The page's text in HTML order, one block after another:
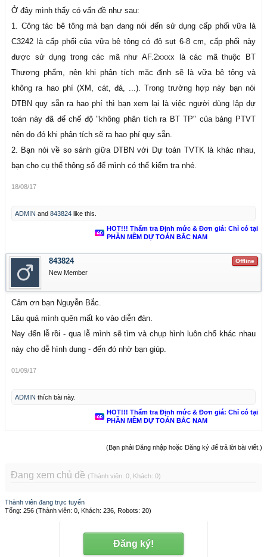
Ở đây mình thấy có vấn đề như sau:
1. Công tác bê tông mà bạn đang nói đến sử dụng cấp phối vữa là
C3242 là cấp phối của vữa bê tông có độ sụt 6-8 cm, cấp phối này
được sử dụng trong các mã như AF.2xxxx là các mã thuộc BT
Thương phẩm, nên khi phân tích mặc định sẽ là vữa bê tông và
không ra hao phí (XM, cát, đá, ...). Trong trường hợp này bạn nói
DTBN quy sẵn ra hao phí thì bạn xem lại là việc người dùng lập dự
toán này đã để chế độ "không phân tích ra BT TP" của bảng PTVT
nên do đó khi phân tích sẽ ra hao phí quy sẵn.
2. Bạn nói về so sánh giữa DTBN với Dự toán TVTK là khác nhau,
bạn cho cụ thể thông số để mình có thể kiểm tra nhé.
18/08/17
ADMIN and 843824 like this.
HOT!!! Thẩm tra Định mức & Đơn giá: Chỉ có tại
PHẦN MỀM DỰ TOÁN BẮC NAM
Offline
843824
New Member
Cảm ơn bạn Nguyễn Bắc.
Lâu quá mình quên mất ko vào diễn đàn.
Nay đến lễ rồi - qua lễ mình sẽ tìm và chụp hình luôn chổ khác nhau
này cho dễ hình dung - đến đó nhờ bạn giúp.
01/09/17
ADMIN thích bài này.
HOT!!! Thẩm tra Định mức & Đơn giá: Chỉ có tại
PHẦN MỀM DỰ TOÁN BẮC NAM
(Bạn phải Đăng nhập hoặc Đăng ký để trả lời bài viết.)
Đang xem chủ đề (Thành viên: 0, Khách: 0)
Thành viên đang trực tuyến
Tổng: 256 (Thành viên: 0, Khách: 236, Robots: 20)
Đăng ký!